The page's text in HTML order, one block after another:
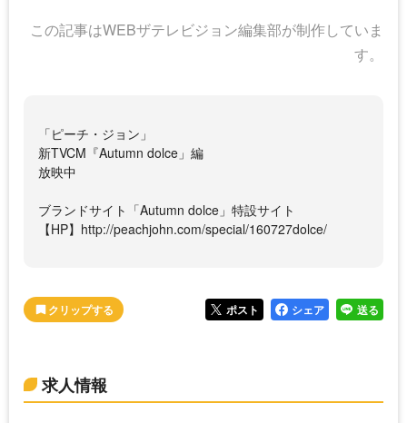
この記事はWEBザテレビジョン編集部が制作していま
す。
「ピーチ・ジョン」
新TVCM『Autumn dolce」編
放映中
ブランドサイト「Autumn dolce」特設サイト
【HP】http://peachjohn.com/special/160727dolce/
ポスト シェア 送る
求人情報